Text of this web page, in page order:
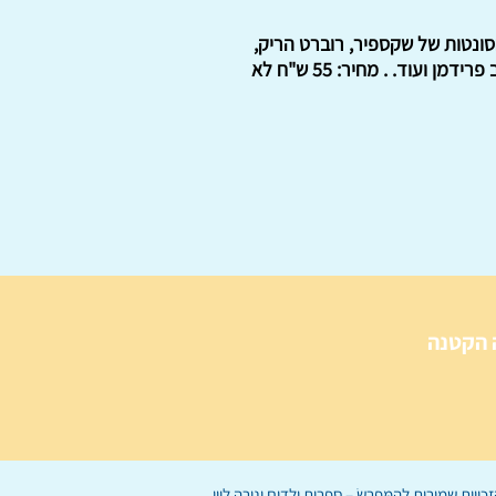
של שקספיר, רוברט הריק,
רוברט פרוסט, הומירוס בתרגום טשרניחובסקי, אמילי דיקינסון, אברהם סוצקובר, מוריס רוזנפלד, יעקב פרידמן ועוד. . מחיר: 55 ש"ח לא
הקטנה